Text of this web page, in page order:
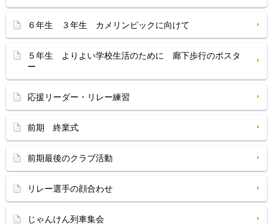
６年生 ３年生 カメリンピックに向けて
５年生 よりよい学校生活のために 廊下歩行のポスタ
ー
応援リーダー・リレー練習
前期 終業式
前期最後のクラブ活動
リレー選手の顔合わせ
じゃんけん列車集会